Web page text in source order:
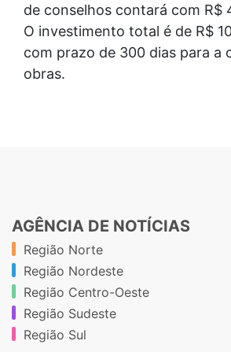
de conselhos contará com R$
O investimento total é de R$
com prazo de 300 dias para a
obras.
AGÊNCIA DE NOTÍCIAS
Região Norte
Região Nordeste
Região Centro-Oeste
Região Sudeste
Região Sul